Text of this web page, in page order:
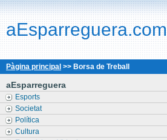
aEsparreguera.com
Pàgina principal >> Borsa de Treball
aEsparreguera
Esports
Societat
Política
Cultura